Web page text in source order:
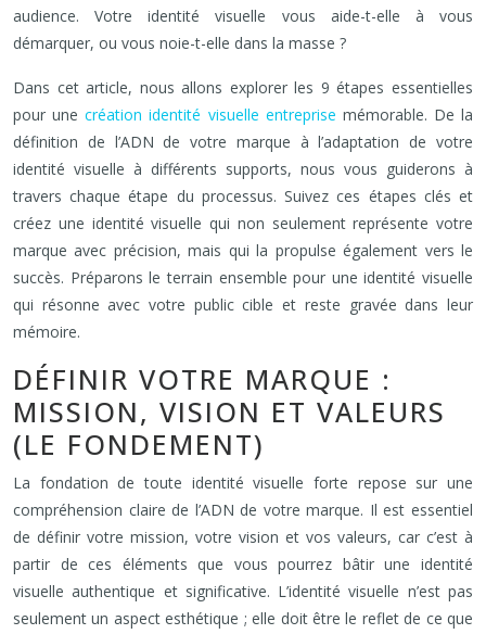
audience. Votre identité visuelle vous aide-t-elle à vous
démarquer, ou vous noie-t-elle dans la masse ?
Dans cet article, nous allons explorer les 9 étapes essentielles
pour unecréation identité visuelle entreprise mémorable. De la
définition de l’ADN de votre marque à l’adaptation de votre
identité visuelle à différents supports, nous vous guiderons à
travers chaque étape du processus. Suivez ces étapes clés et
créez une identité visuelle qui non seulement représente votre
marque avec précision, mais qui la propulse également vers le
succès. Préparons le terrain ensemble pour une identité visuelle
qui résonne avec votre public cible et reste gravée dans leur
mémoire.
DÉFINIR VOTRE MARQUE :
MISSION, VISION ET VALEURS
(LE FONDEMENT)
La fondation de toute identité visuelle forte repose sur une
compréhension claire de l’ADN de votre marque. Il est essentiel
de définir votre mission, votre vision et vos valeurs, car c’est à
partir de ces éléments que vous pourrez bâtir une identité
visuelle authentique et significative. L’identité visuelle n’est pas
seulement un aspect esthétique ; elle doit être le reflet de ce que